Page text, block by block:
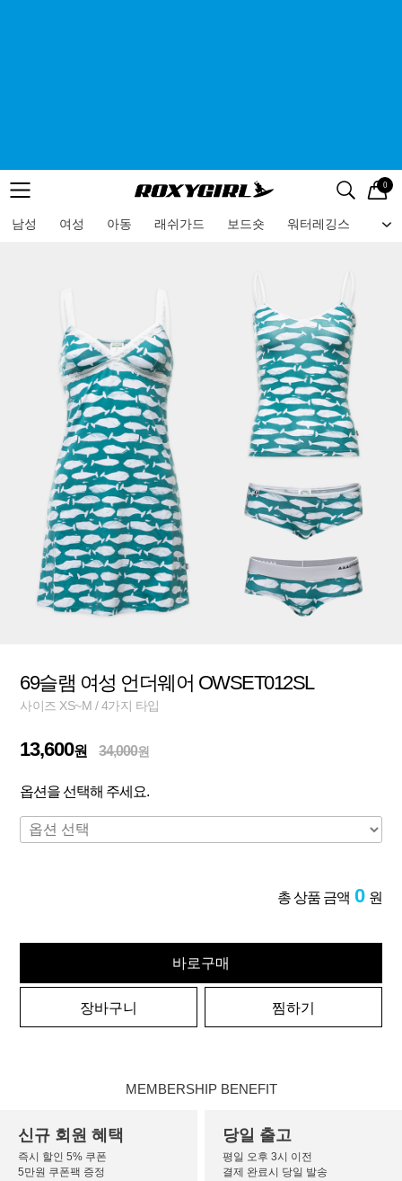
메뉴 검색
로고 0
남성 여성 아동 래쉬가드 보드숏 워터레깅스 비
메뉴
69슬램 여성 언더웨어 OWSET012SL
사이즈 XS~M / 4가지 타입
13,600원 34,000원
옵션을 선택해 주세요.
총 상품 금액 0 원
바로구매
장바구니 찜하기
MEMBERSHIP BENEFIT
신규 회원 혜택
즉시 할인 5% 쿠폰
5만원 쿠폰팩 증정
당일 출고
평일 오후 3시 이전
결제 완료시 당일 발송